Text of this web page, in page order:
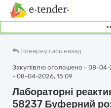
Повернутись назад
Закупівлю оголошено - 08-04-
- 08-04-2026, 15:09
Лабораторні
58237 Буферний